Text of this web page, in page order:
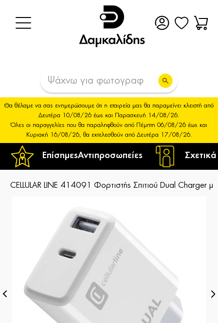
ΕπίσημεςΑντιπροσωπείες
Θα θέλαμε να σας ενημερώσουμε ότι η εταιρεία μας θα παραμείνει κλειστή από
Δευτέρα 10/08/26 έως και Παρασκευή 14/08/26.
Όλες οι παραγγελίες που θα παραληφθούν από Πέμπτη 06/08/26 έως και
Κυριακή 16/08/26, θα εκτελεσθούν από Δευτέρα 17/08/26.
CELLULAR LINE 414091 Φορτιστής Σπιτιού Dual Charger